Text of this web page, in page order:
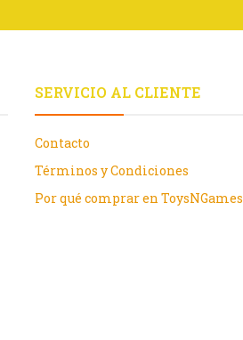
SERVICIO AL CLIENTE
Contacto
Términos y Condiciones
Por qué comprar en ToysNGames